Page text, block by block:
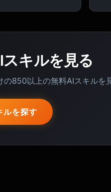
キルを見る
850以上の無料AIスキルを
ルを探す